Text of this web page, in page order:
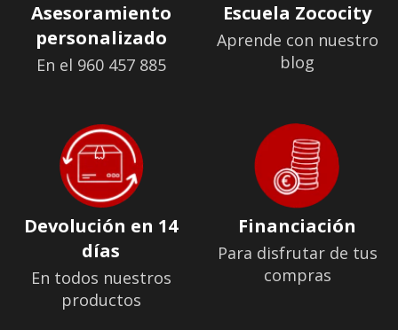
Asesoramiento
personalizado
En el 960 457 885
Escuela Zococity
Aprende con nuestro
blog
Devolución en 14
días
En todos nuestros
productos
Financiación
Para disfrutar de tus
compras